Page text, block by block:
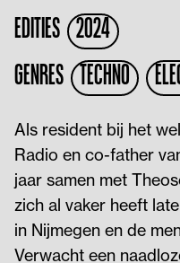
EDITIES 2024
GENRES
TECHNO
Als resident bij het
Radio en co-father
jaar samen met
zich al vaker heeft
in Nijmegen en de
Verwacht een